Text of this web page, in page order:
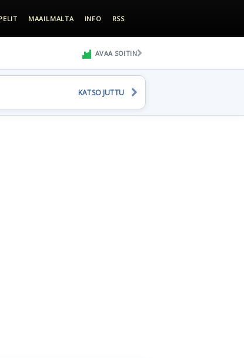
MAAILMALTA INFO RSS
AVAA SOITIN
KATSO JUTTU